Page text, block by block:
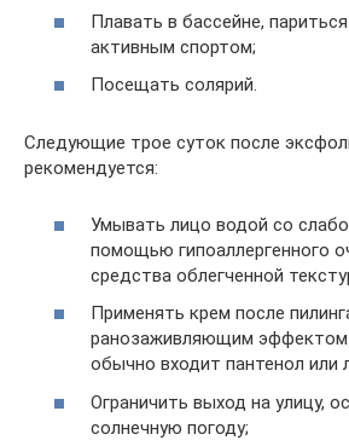
Плавать в бассейне,
активным спортом;
Посещать солярий.
Следующие трое суток после
рекомендуется:
Умывать лицо водой со
помощью гипоаллергенного
средства облегченной
Применять крем после
ранозаживляющим
обычно входит пантенол или
Ограничить выход на улицу,
солнечную погоду;